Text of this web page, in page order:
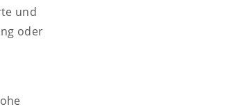
und
oder